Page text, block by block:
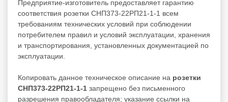
Предприятие-изготовитель предоставляет гарантию
соответствия розетки СНП373-22РП21-1-1 всем
требованиям технических условий при соблюдении
потребителем правил и условий эксплуатации, хранения
и транспортирования, установленных документацией по
эксплуатации.
Копировать данное техническое описание на розетки
СНП373-22РП21-1-1 запрещено без письменного
разрешения правообладателя; указание ссылки на